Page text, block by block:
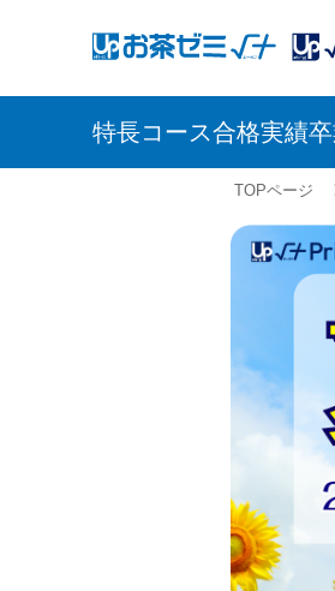
アップお茶ゼミ√＋
（ルータス）
アッ
PS
特長コース合格実績
TOPページ